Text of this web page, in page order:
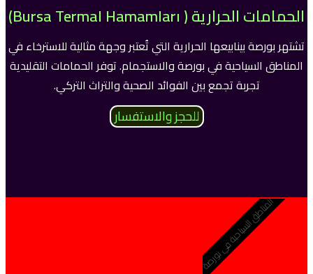
الحمامات الحرارية ( Bursa Termal Hamamları)
تشتهر بورصة بينابيعها الحرارية التي تُعتبر وجهة مثالية للاسترخاء في
المناطق السياحية في بورصة والاستجمام. توفر الحمامات التقليدية
تجربة تجمع بين الفوائد الصحية والتراث التركي.
للحجز والاستفسار
المناطق السياحية في بورصة